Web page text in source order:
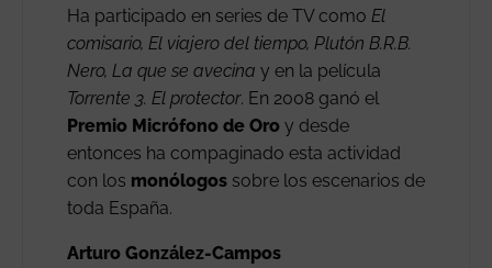
Ha participado en series de TV como El
comisario, El viajero del tiempo, Plutón B.R.B.
Nero, La que se avecina y en la película
Torrente 3. El protector. En 2008 ganó el
Premio Micrófono de Oro y desde
entonces ha compaginado esta actividad
con los monólogos sobre los escenarios de
toda España.
Arturo González-Campos